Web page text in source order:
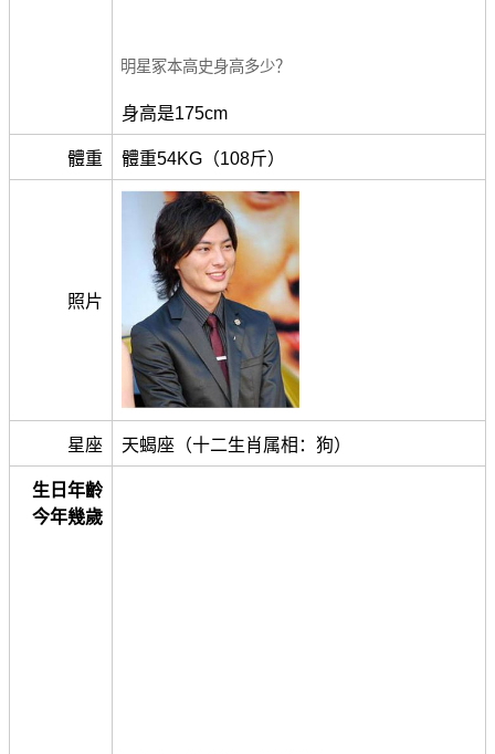
明星冢本高史身高多少？
身高是175cm
體重 體重54KG（108斤）
照片
星座 天蝎座（十二生肖属相：狗）
生日年齡
今年幾歲